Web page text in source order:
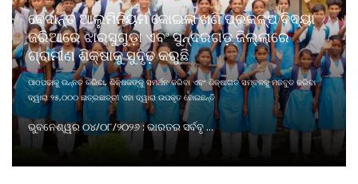
ବେଦାନ୍ତ ଆଲୁମିନିୟମ କୋଇଲା ଖଣି ପ୍ରକଳ୍ପ ବିଦ୍ୟା
ଜରିଆରେ ଝାରସୁଗୁଡ଼ା ଏବଂ ସୁନ୍ଦରଗଡ଼ ଜିଲ୍ଲାରେ
ଗ୍ରାମୀଣ ଶିକ୍ଷାକୁ ସୁଦୃଢ଼ କରୁଛି
ପାଠପଢାକୁ ଉନ୍ନତ କରିବା, ଶିକ୍ଷକଙ୍କୁ ସମର୍ଥନ କରିବା ଏବଂ ଶିକ୍ଷାଗତ ସମ୍ବଳକୁ ମଜବୁତ କରିବା
ଦ୍ୱାରା ୨୫,୦୦୦ ଛାତ୍ରଛାତ୍ରୀ ଏହା ଦ୍ୱାରା ଉପକୃତ ହୋଇଛନ୍ତି
ଭୁବନେଶ୍ୱର ୦୪/୦୮/୨୦୨୬ : ଭାରତର ସର୍ବବୃ ...